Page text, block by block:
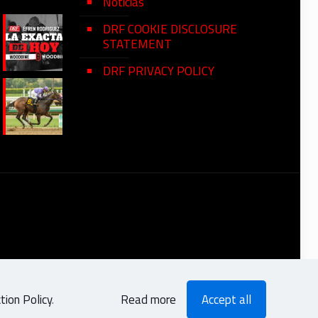
DRF COOKIE DISCLOSURE
STATEMENT
DRF PRIVACY POLICY
Policy. Read more Accept all